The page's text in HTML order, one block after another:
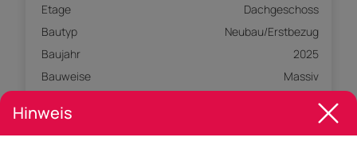
Etage
Dachgeschoss
Bautyp
Neubau/Erstbezug
Baujahr
2025
Bauweise
Massiv
Objekttyp
Dachgeschosswohnung
Hinweis